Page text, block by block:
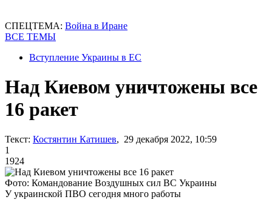
СПЕЦТЕМА: Война в Иране
ВСЕ ТЕМЫ
Вступление Украины в ЕС
Над Киевом уничтожены все
16 ракет
Текст: Костянтин Катишев, 29 декабря 2022, 10:59
1
1924
Фото: Командование Воздушных сил ВС Украины
У украинской ПВО сегодня много работы